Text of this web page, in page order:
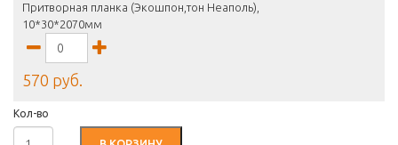
Притворная планка (Экошпон,тон Неаполь),
10*30*2070мм
570 руб.
Кол-во